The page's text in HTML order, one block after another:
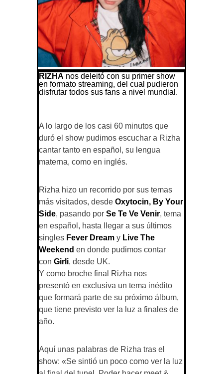
RIZHA nos deleitó con su primer show
en formato streaming, del cual pudieron
disfrutar todos sus fans a nivel mundial.
A lo largo de los casi 60 minutos que
duró el show pudimos escuchar a Rizha
cantar tanto en español, su lengua
materna, como en inglés.
Rizha hizo un recorrido por sus temas
más visitados, desde Oxytocin, By Your
Side, pasando por Se Te Ve Venir, tema
en español, hasta llegar a sus últimos
singles Fever Dream y Live The
Weekend en donde pudimos contar
con Girli, desde UK.
Y como broche final Rizha nos
presentó en exclusiva un tema inédito
que formará parte de su próximo álbum,
que tiene previsto ver la luz a finales de
año.
Aquí unas palabras de Rizha tras el
show: «Se sintió un poco como ver la luz